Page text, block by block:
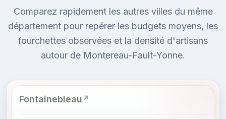
Comparez rapidement les autres villes du même
département pour repérer les budgets moyens, les
fourchettes observées et la densité d'artisans
autour de Montereau-Fault-Yonne.
Fontainebleau